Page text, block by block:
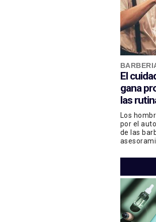
El
gana
las
Los
por el
de las